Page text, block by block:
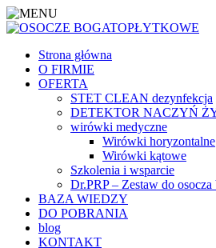
Strona główna
O FIRMIE
OFERTA
STET CLEAN dezynfekcja
DETEKTOR NACZYŃ
wirówki medyczne
Wirówki horyzontalne
Wirówki kątowe
Szkolenia i wsparcie
Dr.PRP – Zestaw do
BAZA WIEDZY
DO POBRANIA
blog
KONTAKT